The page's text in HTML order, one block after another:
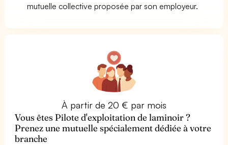
mutuelle collective proposée par son employeur.
À partir de 20 € par mois
Vous êtes Pilote d'exploitation de laminoir ?
Prenez une mutuelle spécialement dédiée à votre
branche